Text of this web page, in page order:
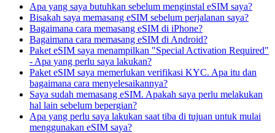
Apa yang saya butuhkan sebelum menginstal eSIM saya?
Bisakah saya memasang eSIM sebelum perjalanan saya?
Bagaimana cara memasang eSIM di iPhone?
Bagaimana cara memasang eSIM di Android?
Paket eSIM saya menampilkan "Special Activation Required"
- Apa yang perlu saya lakukan?
Paket eSIM saya memerlukan verifikasi KYC. Apa itu dan
bagaimana cara menyelesaikannya?
Saya sudah memasang eSIM. Apakah saya perlu melakukan
hal lain sebelum bepergian?
Apa yang perlu saya lakukan saat tiba di tujuan untuk mulai
menggunakan eSIM saya?